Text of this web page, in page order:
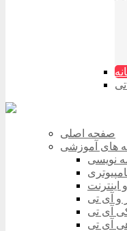
صفحه اصلی
های آموزشی
نویسی
و آی تی
آی تی
آی تی